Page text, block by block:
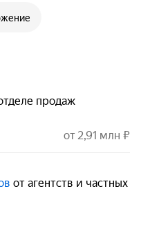
продаж
от 2,91 млн ₽
от агентств и частных